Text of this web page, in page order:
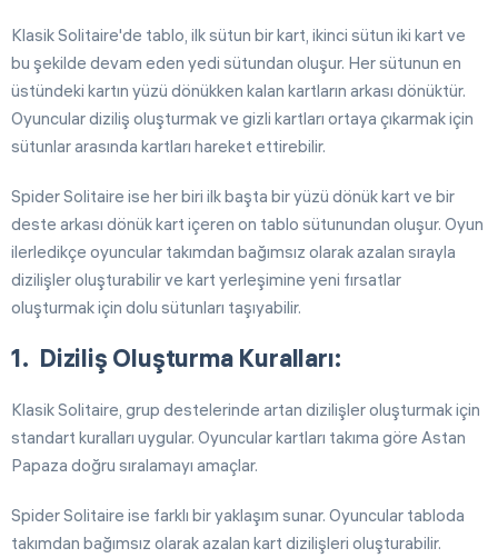
Klasik Solitaire'de tablo, ilk sütun bir kart, ikinci sütun iki kart ve
bu şekilde devam eden yedi sütundan oluşur. Her sütunun en
üstündeki kartın yüzü dönükken kalan kartların arkası dönüktür.
Oyuncular diziliş oluşturmak ve gizli kartları ortaya çıkarmak için
sütunlar arasında kartları hareket ettirebilir.
Spider Solitaire ise her biri ilk başta bir yüzü dönük kart ve bir
deste arkası dönük kart içeren on tablo sütunundan oluşur. Oyun
ilerledikçe oyuncular takımdan bağımsız olarak azalan sırayla
dizilişler oluşturabilir ve kart yerleşimine yeni fırsatlar
oluşturmak için dolu sütunları taşıyabilir.
Diziliş Oluşturma Kuralları:
Klasik Solitaire, grup destelerinde artan dizilişler oluşturmak için
standart kuralları uygular. Oyuncular kartları takıma göre Astan
Papaza doğru sıralamayı amaçlar.
Spider Solitaire ise farklı bir yaklaşım sunar. Oyuncular tabloda
takımdan bağımsız olarak azalan kart dizilişleri oluşturabilir.